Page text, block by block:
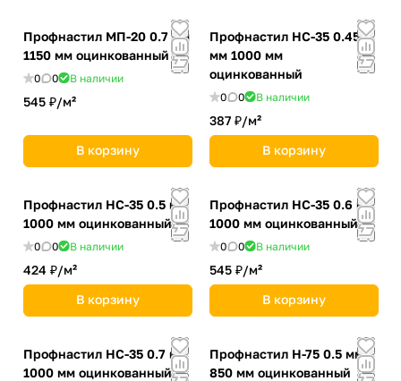
Профнастил MП-20 0.7 мм
1150 мм оцинкованный
0 0 В наличии
545 ₽/м²
В корзину
Профнастил НС-35 0.45
мм 1000 мм
оцинкованный
0 0 В наличии
387 ₽/м²
В корзину
Профнастил НС-35 0.5 мм
1000 мм оцинкованный
0 0 В наличии
424 ₽/м²
В корзину
Профнастил НС-35 0.6 мм
1000 мм оцинкованный
0 0 В наличии
545 ₽/м²
В корзину
Профнастил НС-35 0.7 мм
1000 мм оцинкованный
Профнастил Н-75 0.5 мм
850 мм оцинкованный